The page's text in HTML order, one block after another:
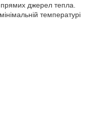
прямих джерел тепла.
температурі